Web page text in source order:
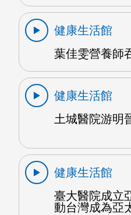
健康生活館
葉佳雯營養師
健康生活館
土城醫院游明
健康生活館
臺大醫院成立
動台灣成為亞